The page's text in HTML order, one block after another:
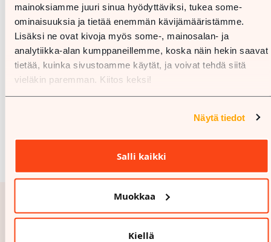
mainoksiamme juuri sinua hyödyttäviksi, tukea some-
ominaisuuksia ja tietää enemmän kävijämääristämme.
Lisäksi ne ovat kivoja myös some-, mainosalan- ja
analytiikka-alan kumppaneillemme, koska näin hekin saavat
tietää, kuinka sivustoamme käytät, ja voivat tehdä siitä
vieläkin paremman. Kiitos keksi!
Näytä tiedot
Salli kaikki
Muokkaa
Kiellä